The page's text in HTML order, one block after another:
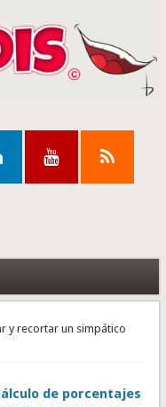
y recortar un simpático
de porcentajes